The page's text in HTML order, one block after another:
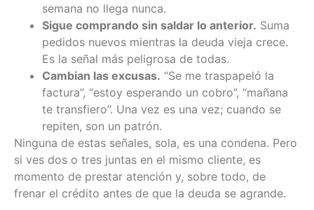
semana no llega nunca.
Sigue comprando sin saldar lo anterior. Suma
pedidos nuevos mientras la deuda vieja crece.
Es la señal más peligrosa de todas.
Cambian las excusas. “Se me traspapeló la
factura”, “estoy esperando un cobro”, “mañana
te transfiero”. Una vez es una vez; cuando se
repiten, son un patrón.
Ninguna de estas señales, sola, es una condena. Pero
si ves dos o tres juntas en el mismo cliente, es
momento de prestar atención y, sobre todo, de
frenar el crédito antes de que la deuda se agrande.